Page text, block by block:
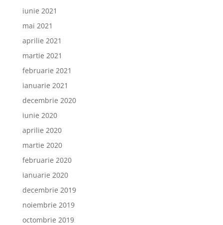
iunie 2021
mai 2021
aprilie 2021
martie 2021
februarie 2021
ianuarie 2021
decembrie 2020
iunie 2020
aprilie 2020
martie 2020
februarie 2020
ianuarie 2020
decembrie 2019
noiembrie 2019
octombrie 2019